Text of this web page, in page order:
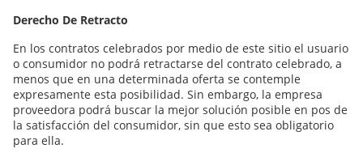
Derecho De Retracto
En los contratos celebrados por medio de este sitio el usuario
o consumidor no podrá retractarse del contrato celebrado, a
menos que en una determinada oferta se contemple
expresamente esta posibilidad. Sin embargo, la empresa
proveedora podrá buscar la mejor solución posible en pos de
la satisfacción del consumidor, sin que esto sea obligatorio
para ella.